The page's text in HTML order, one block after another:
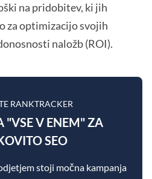
na pridobitev, ki jih
za optimizacijo svojih
naložb (ROI).
RANKTRACKER
"VSE V ENEM" ZA
SEO
stoji močna kampanja